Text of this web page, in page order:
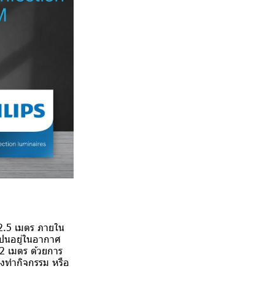
เมตร ภายใน
นอยู่ในอากาศ
เมตร ด้วยการ
ทำกิจกรรม หรือ